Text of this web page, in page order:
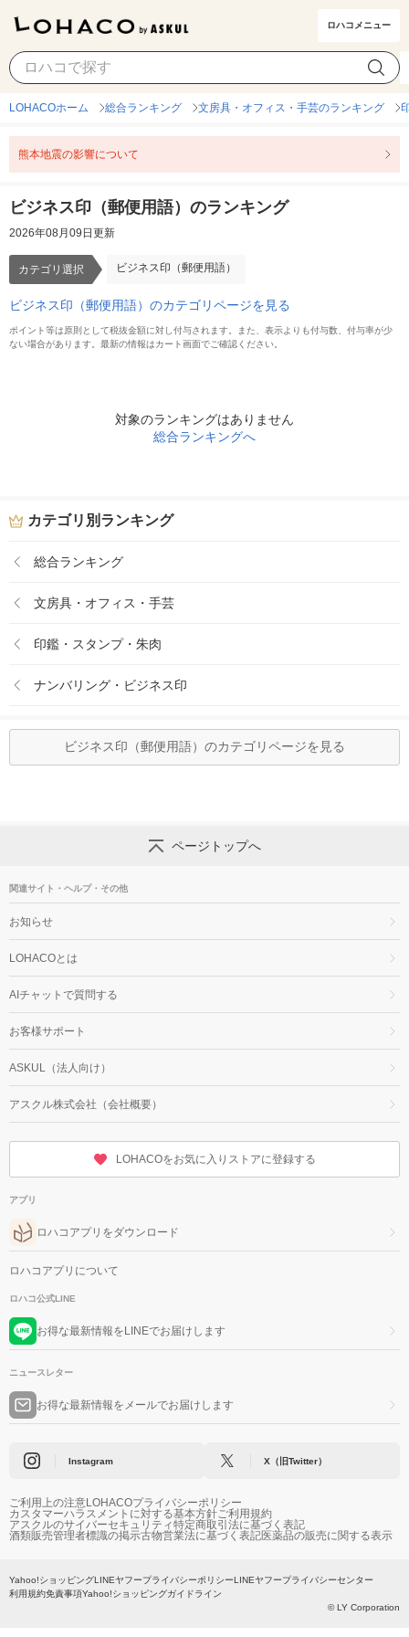
ロハコメニュー
ビジネス印（郵便用語） カテゴリ選択
LOHACOホーム 総合ランキング 文房具・オフィス・手芸のランキング
熊本地震の影響について
ビジネス印（郵便用語）のランキング
2026年08月09日更新
カテゴリ選択 ビジネス印（郵便用語）
ビジネス印（郵便用語）のカテゴリページを見る
ポイント等は原則として税抜金額に対し付与されます。また、表示よりも付与数、付与率が少
ない場合があります。最新の情報はカート画面でご確認ください。
対象のランキングはありません
総合ランキングへ
カテゴリ別ランキング
総合ランキング
文房具・オフィス・手芸
印鑑・スタンプ・朱肉
ナンバリング・ビジネス印
ビジネス印（郵便用語）のカテゴリページを見る
ページトップへ
関連サイト・ヘルプ・その他
お知らせ
LOHACOとは
AIチャットで質問する
お客様サポート
ASKUL（法人向け）
アスクル株式会社（会社概要）
LOHACOをお気に入りストアに登録する
アプリ
ロハコアプリをダウンロード
ロハコアプリについて
ロハコ公式LINE
お得な最新情報をLINEでお届けします
ニュースレター
お得な最新情報をメールでお届けします
Instagram X（旧Twitter）
ご利用上の注意LOHACOプライバシーポリシー
カスタマーハラスメントに対する基本方針ご利用規約
アスクルのサイバーセキュリティ特定商取引法に基づく表記
酒類販売管理者標識の掲示古物営業法に基づく表記医薬品の販売に関する表示
Yahoo!ショッピングLINEヤフープライバシーポリシーLINEヤフープライバシーセンター
利用規約免責事項Yahoo!ショッピングガイドライン
© LY Corporation